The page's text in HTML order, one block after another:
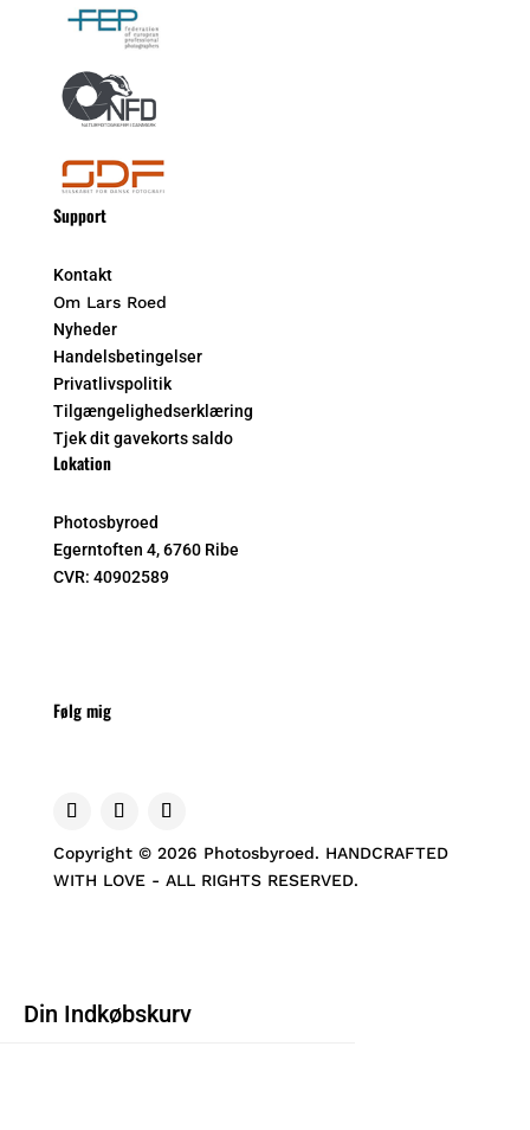
Support
Kontakt
Om Lars Roed
Nyheder
Handelsbetingelser
Privatlivspolitik
Tilgængelighedserklæring
Tjek dit gavekorts saldo
Lokation
Photosbyroed
Egerntoften 4, 6760 Ribe
CVR: 40902589
Følg mig
Copyright © 2026 Photosbyroed. HANDCRAFTED
WITH LOVE - ALL RIGHTS RESERVED.
Din Indkøbskurv